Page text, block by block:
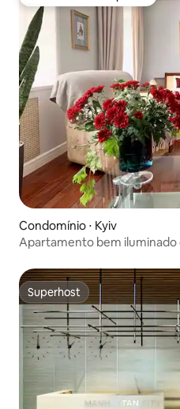
Condomínio ⋅ Kyiv
Apartamento bem
Superhost
Superhost